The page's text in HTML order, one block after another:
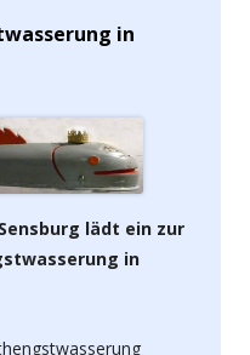
in
lädt ein zur
in